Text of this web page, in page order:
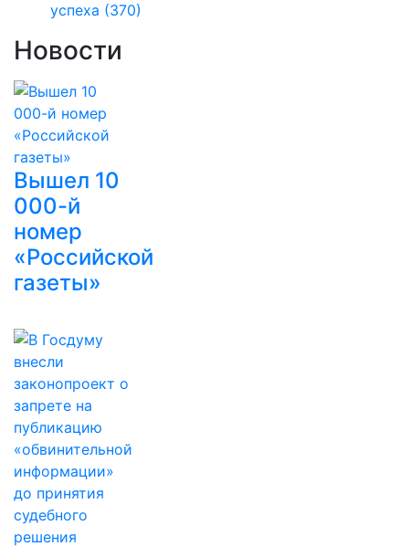
успеха (370)
Новости
Вышел 10
000-й
номер
«Российской
газеты»